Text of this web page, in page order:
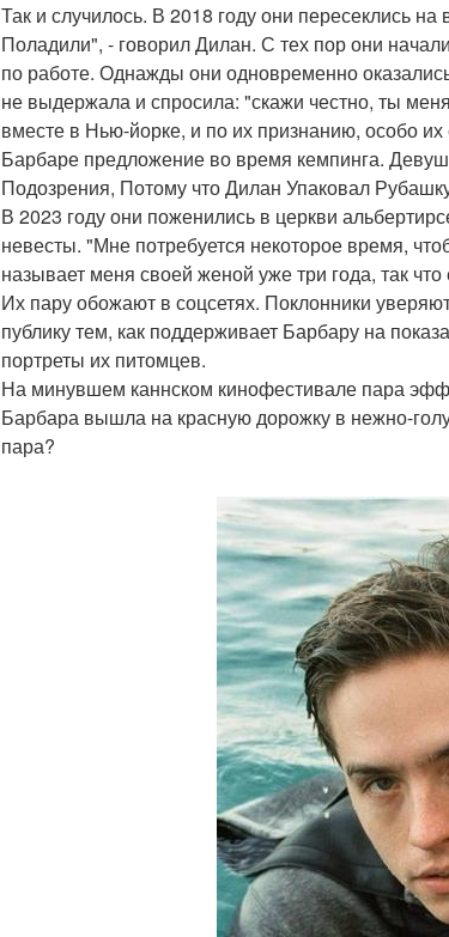
Так и случилось. В 2018 году они пересеклись
Поладили", - говорил Дилан. С тех пор они
по работе. Однажды они одновременно
не выдержала и спросила: "скажи честно, ты
вместе в Нью-йорке, и по их признанию, особо
Барбаре предложение во время кемпинга.
Подозрения, Потому что Дилан Упаковал
В 2023 году они поженились в церкви
невесты. "Мне потребуется некоторое время,
называет меня своей женой уже три года, так что
Их пару обожают в соцсетях. Поклонники
публику тем, как поддерживает Барбару на
портреты их питомцев.
На минувшем каннском кинофестивале пара
Барбара вышла на красную дорожку в нежно-
пара?